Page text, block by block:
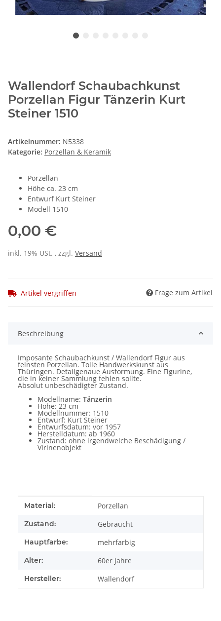
Wallendorf Schaubachkunst
Porzellan Figur Tänzerin Kurt
Steiner 1510
Artikelnummer: N5338
Kategorie: Porzellan & Keramik
Porzellan
Höhe ca. 23 cm
Entwurf Kurt Steiner
Modell 1510
0,00 €
inkl. 19% USt. , zzgl. Versand
Artikel vergriffen Frage zum Artikel
Beschreibung
Imposante Schaubachkunst / Wallendorf Figur aus
feinsten Porzellan. Tolle Handwerkskunst aus
Thüringen. Detailgenaue Ausformung. Eine Figurine,
die in keiner Sammlung fehlen sollte.
Absolut unbeschädigter Zustand.
Modellname: Tänzerin
Höhe: 23 cm
Modellnummer: 1510
Entwurf: Kurt Steiner
Entwurfsdatum: vor 1957
Herstelldatum: ab 1960
Zustand: ohne irgendwelche Beschädigung /
Virinenobjekt
Produkteigenschaft
Wert
Material: Porzellan
Zustand: Gebraucht
Hauptfarbe: mehrfarbig
Alter: 60er Jahre
Hersteller: Wallendorf